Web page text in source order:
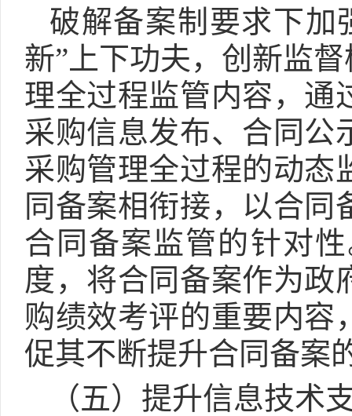
破解备案制要求下加
新”上下功夫，创新监
理全过程监管内容，通
采购信息发布、合同公
采购管理全过程的动态
同备案相衔接，以合
合同备案监管的针对
度，将合同备案作为政
购绩效考评的重要内容
促其不断提升合同备案
（五）提升信息技术